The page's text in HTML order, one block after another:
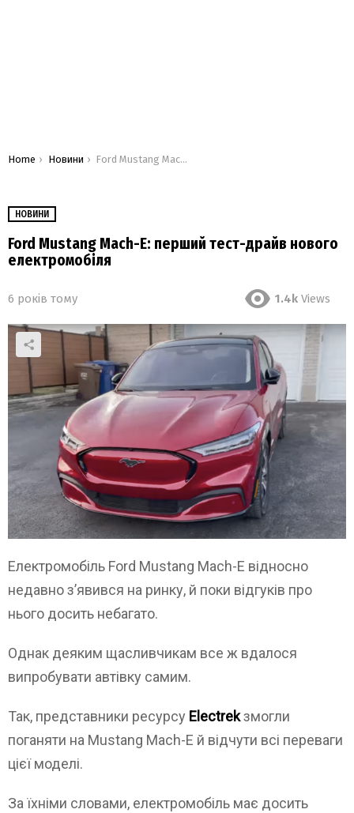
You are here:
Home Новини Ford Mustang Mach-E: перший тест-драйв нового електромобіля
НОВИНИ
Ford Mustang Mach-E: перший тест-драйв нового
електромобіля
6 років тому 1.4k Views
Електромобіль Ford Mustang Mach-E відносно
недавно з’явився на ринку, й поки відгуків про
нього досить небагато.
Однак деяким щасливчикам все ж вдалося
випробувати автівку самим.
Так, представники ресурсу Electrekзмогли
поганяти на Mustang Mach-E й відчути всі переваги
цієї моделі.
За їхніми словами, електромобіль має досить